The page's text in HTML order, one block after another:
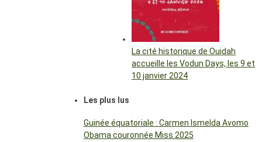
La cité historique de Ouidah
accueille les Vodun Days, les 9 et
10 janvier 2024
Les plus lus
Guinée équatoriale : Carmen Ismelda Avomo
Obama couronnée Miss 2025